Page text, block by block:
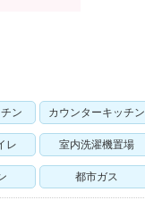
ン カウンターキッチン
レ 室内洗濯機置場
都市ガス